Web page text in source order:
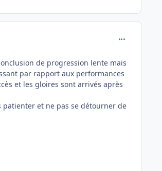
de progression lente mais
par rapport aux performances
et les gloires sont arrivés après
patienter et ne pas se détourner de